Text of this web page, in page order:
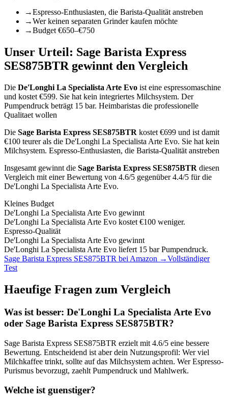
→Espresso-Enthusiasten, die Barista-Qualität anstreben
→Wer keinen separaten Grinder kaufen möchte
→Budget €650–€750
Unser Urteil: Sage Barista Express
SES875BTRgewinnt den Vergleich
Die De'Longhi La Specialista Arte Evo ist eine espressomaschine
und kostet €599. Sie hat kein integriertes Milchsystem. Der
Pumpendruck beträgt 15 bar. Heimbaristas die professionelle
Qualitaet wollen
Die Sage Barista Express SES875BTR kostet €699 und ist damit
€100 teurer als die De'Longhi La Specialista Arte Evo. Sie hat kein
Milchsystem. Espresso-Enthusiasten, die Barista-Qualität anstreben
Insgesamt gewinnt die Sage Barista Express SES875BTR diesen
Vergleich mit einer Bewertung von 4.6/5 gegenüber4.4/5 für die
De'Longhi La Specialista Arte Evo.
Kleines Budget
De'Longhi La Specialista Arte Evo gewinnt
De'Longhi La Specialista Arte Evo kostet €100 weniger.
Espresso-Qualität
De'Longhi La Specialista Arte Evo gewinnt
De'Longhi La Specialista Arte Evo liefert 15 bar Pumpendruck.
Sage Barista Express SES875BTR bei Amazon →Vollständiger
Test
Haeufige Fragen zum Vergleich
Was ist besser: De'Longhi La Specialista Arte Evo
oder Sage Barista Express SES875BTR?
Sage Barista Express SES875BTR erzielt mit 4.6/5 eine bessere
Bewertung. Entscheidend ist aber dein Nutzungsprofil: Wer viel
Milchkaffee trinkt, sollte auf das Milchsystem achten. Wer Espresso-
Purismus bevorzugt, zaehlt Pumpendruck und Mahlwerk.
Welche ist guenstiger?